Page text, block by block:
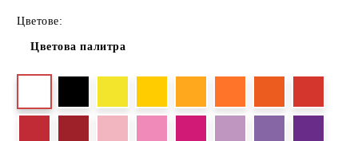
Цветове:
Цветова палитра